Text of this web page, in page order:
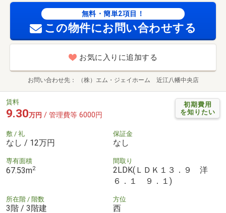
無料・簡単2項目！
この物件にお問い合わせする
お気に入りに追加する
お問い合わせ先 （株）エム・ジェイホーム 近江八幡中央店
初期費用
を知りたい
賃料
9.30万円 / 管理費等 6000円
敷 / 礼
なし / 12万円
保証金
なし
専有面積
67.53m2
間取り
2LDK(ＬＤＫ１３．９ 洋
６．１ ９．１)
所在階 / 階数
3階 / 3階建
方位
西